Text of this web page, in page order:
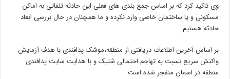
وی تاکید کرد که بر اساس جمع بندی های فعلی این حادثه تلفاتی به اماکن
مسکونی و یا ساختمان خاصی وارد نکرده و ما همچنان در حال بررسی ابعاد
حادثه هستیم.
بر اساس آخرین اطلاعات دریافتی از منطقه،موشک پدافندی با هدف آزمایش
واکنش سریع نسبت به تهاجم احتمالی شلیک و با هدایت سایت پدافندی
منطقه در اسمان منفجر شده است